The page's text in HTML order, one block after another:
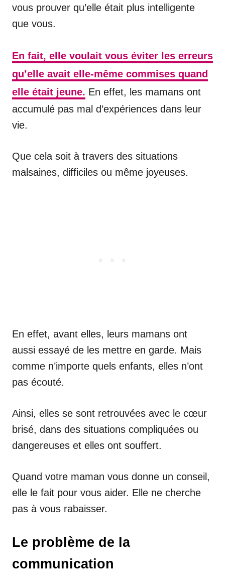
vous prouver qu’elle était plus intelligente
que vous.
En fait, elle voulait vous éviter les erreurs
qu’elle avait elle-même commises quand
elle était jeune. En effet, les mamans ont
accumulé pas mal d’expériences dans leur
vie.
Que cela soit à travers des situations
malsaines, difficiles ou même joyeuses.
En effet, avant elles, leurs mamans ont
aussi essayé de les mettre en garde. Mais
comme n’importe quels enfants, elles n’ont
pas écouté.
Ainsi, elles se sont retrouvées avec le cœur
brisé, dans des situations compliquées ou
dangereuses et elles ont souffert.
Quand votre maman vous donne un conseil,
elle le fait pour vous aider. Elle ne cherche
pas à vous rabaisser.
Le problème de la
communication